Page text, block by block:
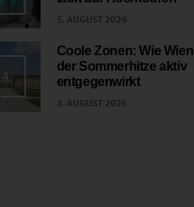
5. AUGUST 2026
4
Coole Zonen: Wie Wien
der Sommerhitze aktiv
entgegenwirkt
3. AUGUST 2026